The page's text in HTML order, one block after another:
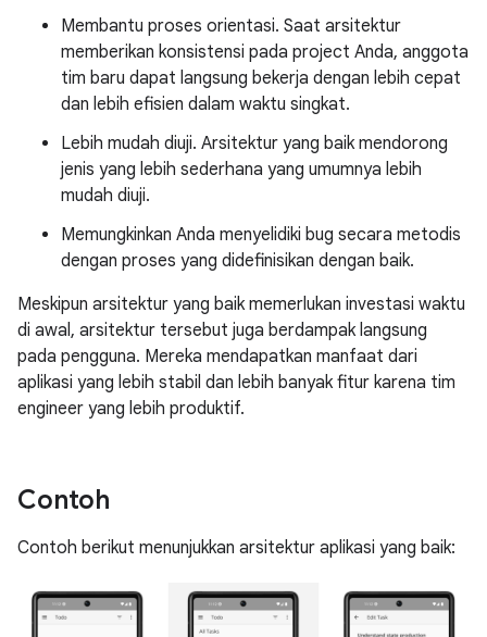
Membantu proses orientasi. Saat arsitektur
memberikan konsistensi pada project Anda, anggota
tim baru dapat langsung bekerja dengan lebih cepat
dan lebih efisien dalam waktu singkat.
Lebih mudah diuji. Arsitektur yang baik mendorong
jenis yang lebih sederhana yang umumnya lebih
mudah diuji.
Memungkinkan Anda menyelidiki bug secara metodis
dengan proses yang didefinisikan dengan baik.
Meskipun arsitektur yang baik memerlukan investasi waktu
di awal, arsitektur tersebut juga berdampak langsung
pada pengguna. Mereka mendapatkan manfaat dari
aplikasi yang lebih stabil dan lebih banyak fitur karena tim
engineer yang lebih produktif.
Contoh
Contoh berikut menunjukkan arsitektur aplikasi yang baik: